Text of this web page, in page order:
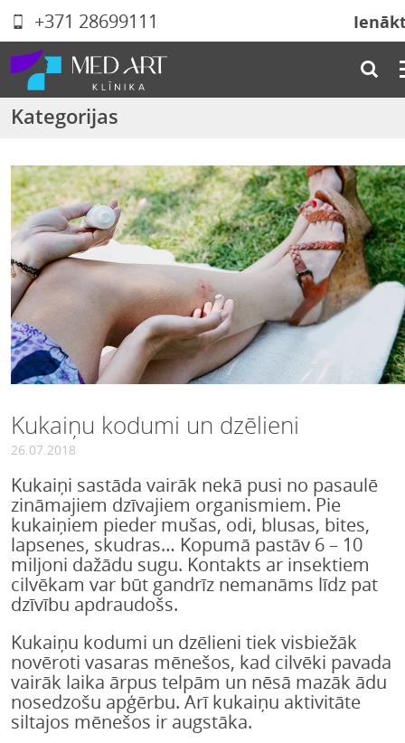
+371 28699111
Kukaiņu kodumi un dzēlieni
26.07.2018
Kukaiņi sastāda vairāk nekā pusi no pasaulē
zināmajiem dzīvajiem organismiem. Pie
kukaiņiem pieder mušas, odi, blusas, bites,
lapsenes, skudras… Kopumā pastāv 6 – 10
miljoni dažādu sugu. Kontakts ar insektiem
cilvēkam var būt gandrīz nemanāms līdz pat
dzīvību apdraudošs.
Kukaiņu kodumi un dzēlieni tiek visbiežāk
novēroti vasaras mēnešos, kad cilvēki pavada
vairāk laika ārpus telpām un nēsā mazāk ādu
nosedzošu apģērbu. Arī kukaiņu aktivitāte
siltajos mēnešos ir augstāka.
Kategorijas